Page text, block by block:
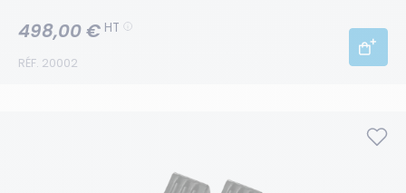
RÉF. 20002
498,00 € HT